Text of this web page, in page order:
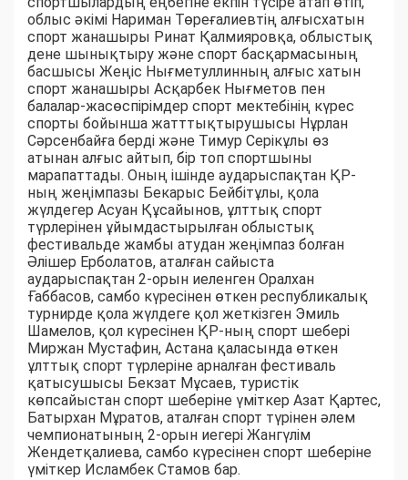
облыс әкімі Нариман Төреғалиевтің алғысхатын
спорт жанашыры Ринат Қалмияровқа, облыстық
дене шынықтыру және спорт басқармасының
басшысы Жеңіс Нығметуллинның алғыс хатын
спорт жанашыры Асқарбек Нығметов пен
балалар-жасөспірімдер спорт мектебінің күрес
спорты бойынша жатттықтырушысы Нұрлан
Сәрсенбайға берді және Тимур Серікұлы өз
атынан алғыс айтып, бір топ спортшыны
марапаттады. Оның ішінде аударыспақтан ҚР-
ның жеңімпазы Бекарыс Бейбітұлы, қола
жүлдегер Асуан Құсайынов, ұлттық спорт
түрлерінен ұйымдастырылған облыстық
фестивальде жамбы атудан жеңімпаз болған
Әлішер Ерболатов, аталған сайыста
аударыспақтан 2-орын иеленген Оралхан
Ғаббасов, самбо күресінен өткен республикалық
турнирде қола жүлдеге қол жеткізген Эмиль
Шамелов, қол күресінен ҚР-ның спорт шебері
Миржан Мустафин, Астана қаласында өткен
ұлттық спорт түрлеріне арналған фестиваль
қатысушысы Бекзат Мұсаев, туристік
көпсайыстан спорт шеберіне үміткер Азат Қартес,
Батырхан Мұратов, аталған спорт түрінен әлем
чемпионатының 2-орын иегері Жангүлім
Жендетқалиева, самбо күресінен спорт шеберіне
үміткер Исламбек Стамов бар.